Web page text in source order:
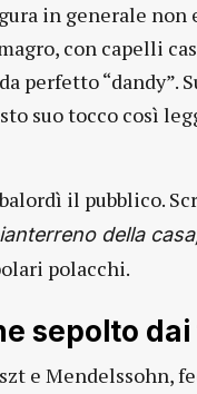
in generale
con capelli
perfetto “dandy”.
suo tocco così
il pubblico.
della
polacchi.
sepolto
e Mendelssohn,